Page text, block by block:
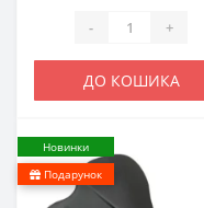
- +
ДО КОШИКА
Новинки
Подарунок